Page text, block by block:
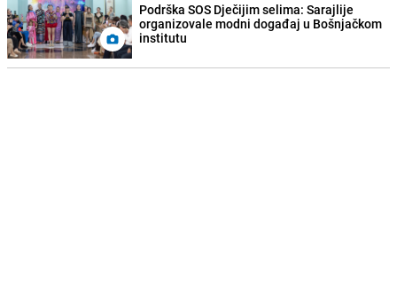
Podrška SOS Dječijim selima: Sarajlije
organizovale modni događaj u Bošnjačkom
institutu